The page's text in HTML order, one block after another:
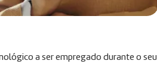
a ser empregado durante o seu